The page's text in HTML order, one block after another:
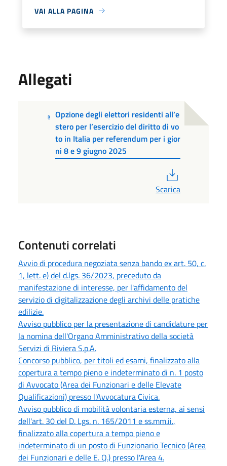
VAI ALLA PAGINA
Allegati
Opzione degli elettori residenti all’e
stero per l’esercizio del diritto di vo
to in Italia per referendum per i gior
ni 8 e 9 giugno 2025
Scarica
Contenuti correlati
Avvio di procedura negoziata senza bando ex art. 50, c.
1, lett. e) del d.lgs. 36/2023, preceduto da
manifestazione di interesse, per l'affidamento del
servizio di digitalizzazione degli archivi delle pratiche
edilizie.
Avviso pubblico per la presentazione di candidature per
la nomina dell'Organo Amministrativo della società
Servizi di Riviera S.p.A.
Concorso pubblico, per titoli ed esami, finalizzato alla
copertura a tempo pieno e indeterminato di n. 1 posto
di Avvocato (Area dei Funzionari e delle Elevate
Qualificazioni) presso l'Avvocatura Civica.
Avviso pubblico di mobilità volontaria esterna, ai sensi
dell'art. 30 del D. Lgs. n. 165/2011 e ss.mm.ii.,
finalizzato alla copertura a tempo pieno e
indeterminato di un posto di Funzionario Tecnico (Area
dei Funzionari e delle E. Q.) presso l'Area 4.